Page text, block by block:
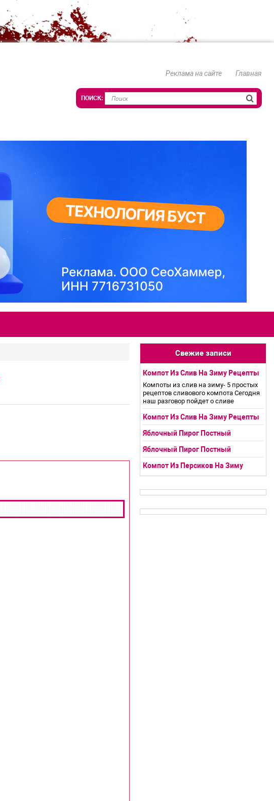
Реклама на сайте Главная
Свежие записи
Компот Из Слив На Зиму Рецепты
Компоты из слив на зиму- 5 простых
рецептов сливового компота Сегодня
наш разговор пойдет о сливе
Компот Из Слив На Зиму Рецепты
Яблочный Пирог Постный
Яблочный Пирог Постный
Компот Из Персиков На Зиму